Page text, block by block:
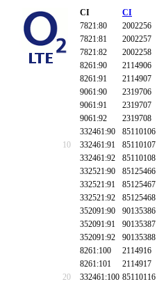
CI CI
7821:80
2002256
7821:81
2002257
7821:82
2002258
8261:90
2114906
8261:91
2114907
9061:90
2319706
9061:91
2319707
9061:92
2319708
332461:90
85110106
10
332461:91 85110107
332461:92
85110108
332521:90
85125466
332521:91
85125467
332521:92
85125468
352091:90
90135386
352091:91
90135387
352091:92
90135388
8261:100
2114916
8261:101
2114917
20
332461:100 85110116